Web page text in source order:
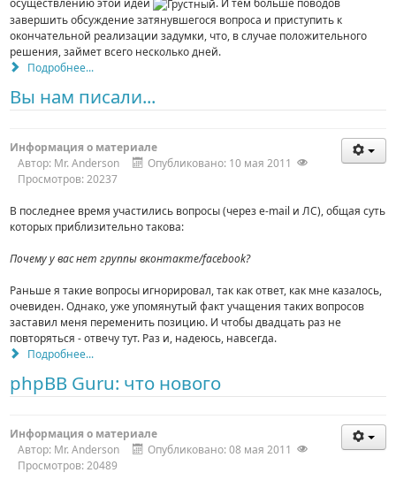
завершить обсуждение затянувшегося вопроса и приступить к
окончательной реализации задумки, что, в случае положительного
решения, займет всего несколько дней.
Подробнее...
Вы нам писали...
Информация о материале
Автор: Mr. Anderson
Опубликовано: 10 мая 2011
Просмотров: 20237
В последнее время участились вопросы (через e-mail и ЛС), общая суть
которых приблизительно такова:
Почему у вас нет группы вконтакте/facebook?
Раньше я такие вопросы игнорировал, так как ответ, как мне казалось,
очевиден. Однако, уже упомянутый факт учащения таких вопросов
заставил меня переменить позицию. И чтобы двадцать раз не
повторяться - отвечу тут. Раз и, надеюсь, навсегда.
Подробнее...
phpBB Guru: что нового
Информация о материале
Автор: Mr. Anderson
Опубликовано: 08 мая 2011
Просмотров: 20489